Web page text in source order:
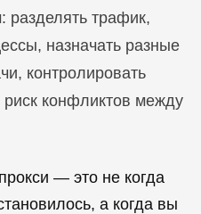
разделять трафик,
назначать разные
контролировать
конфликтов между
— это не когда
а когда вы